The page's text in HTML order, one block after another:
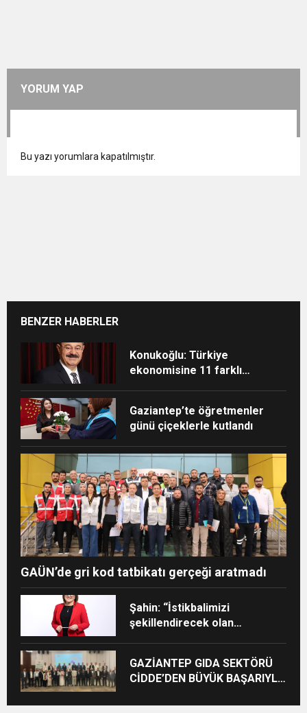
YORUM YAP
Bu yazı yorumlara kapatılmıştır.
BENZER HABERLER
Konukoğlu: Türkiye
ekonomisine 11 farklı
Gaziantep’te öğretmenler
günü çiçeklerle kutlandı
GAÜN’de gri kod tatbikatı gerçeği aratmadı
Şahin: “İstikbalimizi
şekillendirecek olan
GAZİANTEP GIDA SEKTÖRÜ
CİDDE’DEN BÜYÜK BAŞARIYLA